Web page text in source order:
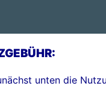
unten die